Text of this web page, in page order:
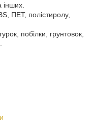
ПЕТ, полістиролу,
побілки, грунтовок,